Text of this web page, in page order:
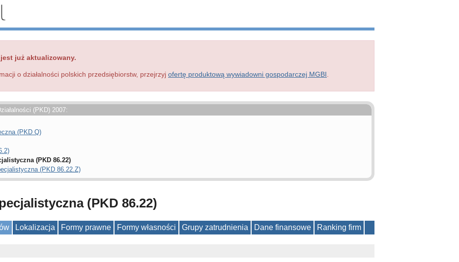
już aktualizowany.
o działalności polskich przedsiębiorstw, przejrzyj ofertę produktową wywiadowni gospodarczej MGBI
(PKD) 2007:
(PKD Q)
(PKD 86.22)
(PKD 86.22.Z)
(PKD 86.22)
Lokalizacja Formy prawne Formy własności Grupy zatrudnienia Dane finansowe Ranking firm